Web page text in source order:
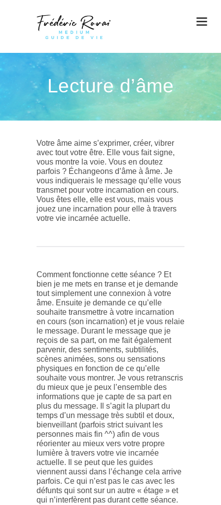
Lecture d’âme
Votre âme aime s’exprimer, créer, vibrer
avec tout votre être. Elle vous fait signe,
vous montre la voie. Vous en doutez
parfois ? Échangeons d’âme à âme. Je
vous indiquerais le message qu’elle vous
transmet pour votre incarnation en cours.
Vous êtes elle, elle est vous, mais vous
jouez une incarnation pour elle à travers
votre vie incarnée actuelle.
Comment fonctionne cette séance ? Et
bien je me mets en transe et je demande
tout simplement une connexion à votre
âme. Ensuite je demande ce qu’elle
souhaite transmettre à votre incarnation
en cours (son incarnation) et je vous relaie
le message. Durant le message que je
reçois de sa part, on me fait également
parvenir, des sentiments, subtilités,
scènes animées, sons ou sensations
physiques en fonction de ce qu’elle
souhaite vous montrer. Je vous retranscris
du mieux que je peux l’ensemble des
informations que je capte de sa part en
plus du message. Il s’agit la plupart du
temps d’un message très subtil et doux,
bienveillant (parfois strict suivant les
personnes mais fin ^^) afin de vous
réorienter au mieux vers votre propre
lumière à travers votre vie incarnée
actuelle. Il se peut que les guides
viennent aussi dans l’échange cela arrive
parfois. Ce qui n’est pas le cas avec les
défunts qui sont sur un autre « étage » et
qui n’interfèrent pas durant cette séance.